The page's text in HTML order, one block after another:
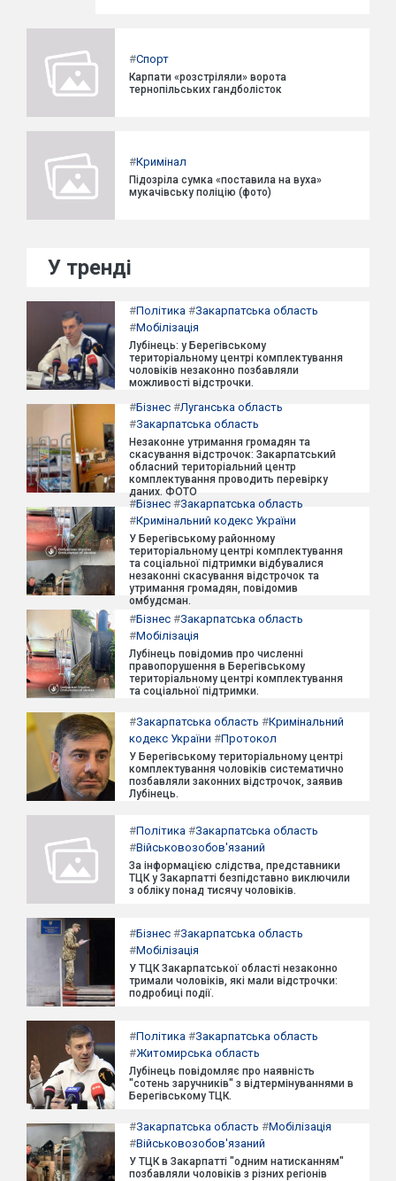
#Спорт
Карпати «розстріляли» ворота
тернопільських гандболісток
#Кримінал
Підозріла сумка «поставила на вуха»
мукачівську поліцію (фото)
У тренді
#Політика #Закарпатська область
#Мобілізація
Лубінець: у Берегівському
територіальному центрі комплектування
чоловіків незаконно позбавляли
можливості відстрочки.
#Бізнес #Луганська область
#Закарпатська область
Незаконне утримання громадян та
скасування відстрочок: Закарпатський
обласний територіальний центр
комплектування проводить перевірку
даних. ФОТО
#Бізнес #Закарпатська область
#Кримінальний кодекс України
У Берегівському районному
територіальному центрі комплектування
та соціальної підтримки відбувалися
незаконні скасування відстрочок та
утримання громадян, повідомив
омбудсман.
#Бізнес #Закарпатська область
#Мобілізація
Лубінець повідомив про численні
правопорушення в Берегівському
територіальному центрі комплектування
та соціальної підтримки.
#Закарпатська область #Кримінальний
кодекс України #Протокол
У Берегівському територіальному центрі
комплектування чоловіків систематично
позбавляли законних відстрочок, заявив
Лубінець.
#Політика #Закарпатська область
#Військовозобов'язаний
За інформацією слідства, представники
ТЦК у Закарпатті безпідставно виключили
з обліку понад тисячу чоловіків.
#Бізнес #Закарпатська область
#Мобілізація
У ТЦК Закарпатської області незаконно
тримали чоловіків, які мали відстрочки:
подробиці події.
#Політика #Закарпатська область
#Житомирська область
Лубінець повідомляє про наявність
"сотень заручників" з відтермінуваннями в
Берегівському ТЦК.
#Закарпатська область #Мобілізація
#Військовозобов'язаний
У ТЦК в Закарпатті "одним натисканням"
позбавляли чоловіків з різних регіонів